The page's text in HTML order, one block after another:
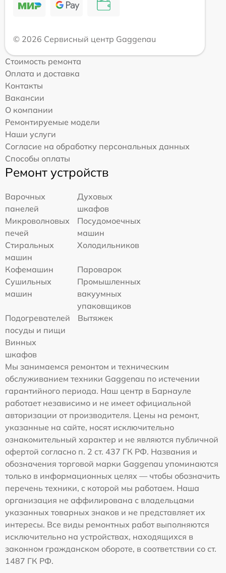
© 2026 Сервисный центр Gaggenau
Стоимость ремонта
Оплата и доставка
Контакты
Вакансии
О компании
Ремонтируемые модели
Наши услуги
Согласие на обработку персональных данных
Способы оплаты
Ремонт устройств
Варочных
панелей
Духовых
шкафов
Микроволновых
печей
Посудомоечных
машин
Стиральных
машин
Холодильников
Кофемашин
Пароварок
Сушильных
машин
Промышленных
вакуумных
упаковщиков
Подогревателей
посуды и пищи
Вытяжек
Винных
шкафов
Мы занимаемся ремонтом и техническим
обслуживанием техники Gaggenau по истечении
гарантийного периода. Наш центр в Барнауле
работает независимо и не имеет официальной
авторизации от производителя. Цены на ремонт,
указанные на сайте, носят исключительно
ознакомительный характер и не являются публичной
офертой согласно п. 2 ст. 437 ГК РФ. Названия и
обозначения торговой марки Gaggenau упоминаются
только в информационных целях — чтобы обозначить
перечень техники, с которой мы работаем. Наша
организация не аффилирована с владельцами
указанных товарных знаков и не представляет их
интересы. Все виды ремонтных работ выполняются
исключительно на устройствах, находящихся в
законном гражданском обороте, в соответствии со ст.
1487 ГК РФ.